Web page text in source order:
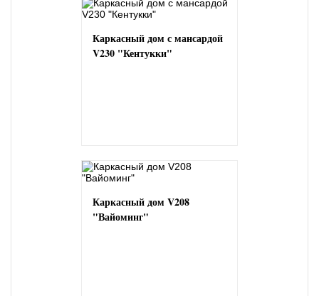
Каркасный дом с мансардой
V230 "Кентукки"
Каркасный дом V208
"Вайоминг"